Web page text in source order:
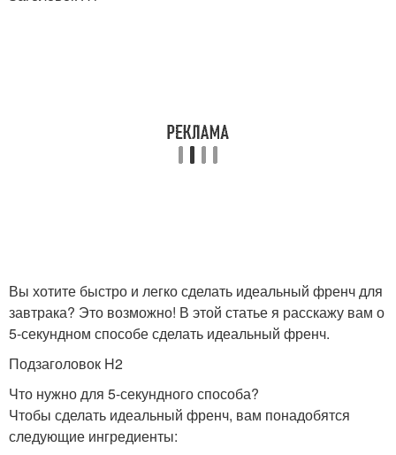
Вы хотите быстро и легко сделать идеальный френч для
завтрака? Это возможно! В этой статье я расскажу вам о
5-секундном способе сделать идеальный френч.
Подзаголовок H2
Что нужно для 5-секундного способа?
Чтобы сделать идеальный френч, вам понадобятся
следующие ингредиенты: